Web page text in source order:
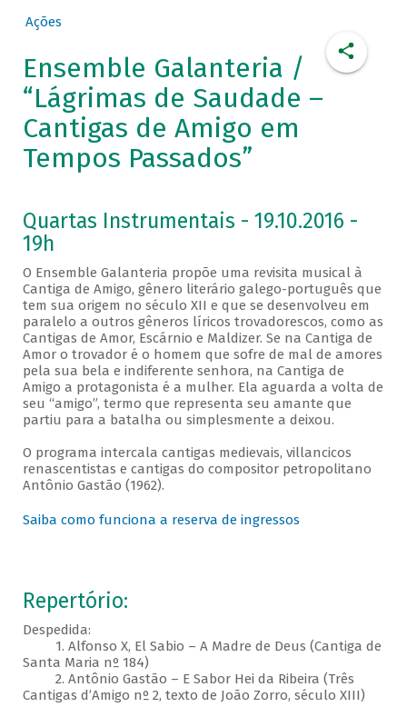
Ações
Ensemble Galanteria /
“Lágrimas de Saudade –
Cantigas de Amigo em
Tempos Passados”
Quartas Instrumentais - 19.10.2016 -
19h
O Ensemble Galanteria propõe uma revisita musical à
Cantiga de Amigo, gênero literário galego-português que
tem sua origem no século XII e que se desenvolveu em
paralelo a outros gêneros líricos trovadorescos, como as
Cantigas de Amor, Escárnio e Maldizer. Se na Cantiga de
Amor o trovador é o homem que sofre de mal de amores
pela sua bela e indiferente senhora, na Cantiga de
Amigo a protagonista é a mulher. Ela aguarda a volta de
seu “amigo”, termo que representa seu amante que
partiu para a batalha ou simplesmente a deixou.
O programa intercala cantigas medievais, villancicos
renascentistas e cantigas do compositor petropolitano
Antônio Gastão (1962).
Saiba como funciona a reserva de ingressos
Repertório:
Despedida:
1. Alfonso X, El Sabio – A Madre de Deus (Cantiga de
Santa Maria nº 184)
2. Antônio Gastão – E Sabor Hei da Ribeira (Três
Cantigas d’Amigo nº 2, texto de João Zorro, século XIII)